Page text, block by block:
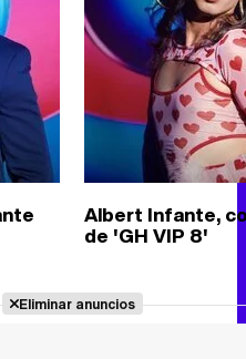
Albert Infante,
de 'GH VIP 8'
Eliminar anuncios